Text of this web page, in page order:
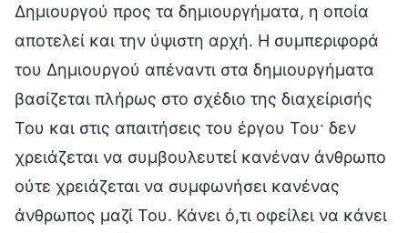
Δημιουργού προς τα δημιουργήματα, η οποία
αποτελεί και την ύψιστη αρχή. Η συμπεριφορά
του Δημιουργού απέναντι στα δημιουργήματα
βασίζεται πλήρως στο σχέδιο της διαχείρισής
Του και στις απαιτήσεις του έργου Του· δεν
χρειάζεται να συμβουλευτεί κανέναν άνθρωπο
ούτε χρειάζεται να συμφωνήσει κανένας
άνθρωπος μαζί Του. Κάνει ό,τι οφείλει να κάνει